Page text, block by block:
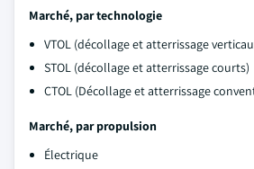
Marché, par technologie
VTOL (décollage et atterrissage
STOL (décollage et atterrissage courts)
CTOL (Décollage et atterrissage
Marché, par propulsion
Électrique